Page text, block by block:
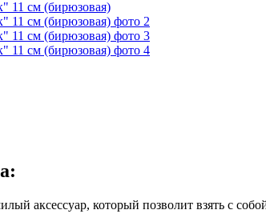
аксессуар, который позволит взять с